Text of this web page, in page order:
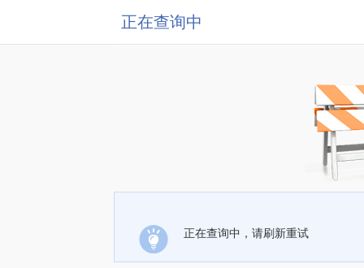
正在查询中
正在查询中，请刷新重试